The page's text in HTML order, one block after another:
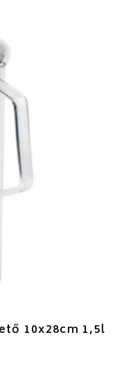
10x28cm 1,5l